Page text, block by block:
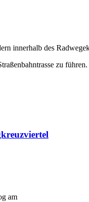
innerhalb des
zu führen.
am